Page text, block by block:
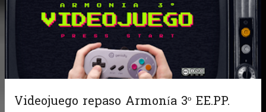
Videojuego repaso Armonía 3º EE.PP.